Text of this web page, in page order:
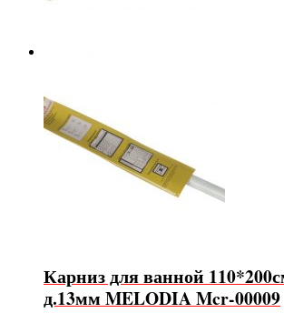
Карниз для ванной
д.13мм MELODIA Mcr-00009